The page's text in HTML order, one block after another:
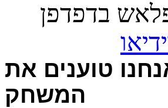
בדפדפן
טוענים את
המשחק